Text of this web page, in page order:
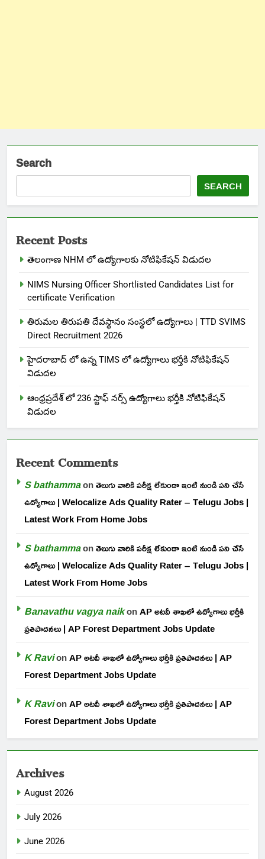
Search
SEARCH
Recent Posts
తెలంగాణ NHM లో ఉద్యోగాలకు నోటిఫికేషన్ విడుదల
NIMS Nursing Officer Shortlisted Candidates List for
certificate Verification
తిరుమల తిరుపతి దేవస్థానం సంస్థలో ఉద్యోగాలు | TTD SVIMS
Direct Recruitment 2026
హైదరాబాద్ లో ఉన్న TIMS లో ఉద్యోగాలు భర్తీకి నోటిఫికేషన్
విడుదల
ఆంధ్రప్రదేశ్ లో 236 స్టాఫ్ నర్స్ ఉద్యోగాలు భర్తీకి నోటిఫికేషన్
విడుదల
Recent Comments
S bathammaonతెలుగు వారికి పరీక్ష లేకుండా ఇంటి నుండి పని చేసే
ఉద్యోగాలు | Welocalize Ads Quality Rater – Telugu Jobs |
Latest Work From Home Jobs
S bathammaonతెలుగు వారికి పరీక్ష లేకుండా ఇంటి నుండి పని చేసే
ఉద్యోగాలు | Welocalize Ads Quality Rater – Telugu Jobs |
Latest Work From Home Jobs
Banavathu vagya naikonAP అటవీ శాఖలో ఉద్యోగాలు భర్తీకి
ప్రతిపాదనలు | AP Forest Department Jobs Update
K RavionAP అటవీ శాఖలో ఉద్యోగాలు భర్తీకి ప్రతిపాదనలు | AP
Forest Department Jobs Update
K RavionAP అటవీ శాఖలో ఉద్యోగాలు భర్తీకి ప్రతిపాదనలు | AP
Forest Department Jobs Update
Archives
August 2026
July 2026
June 2026